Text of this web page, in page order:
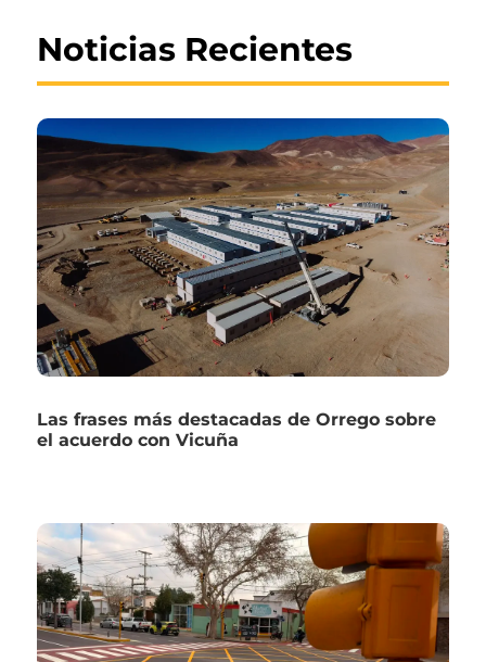
Noticias Recientes
Las frases más destacadas de Orrego sobre
el acuerdo con Vicuña